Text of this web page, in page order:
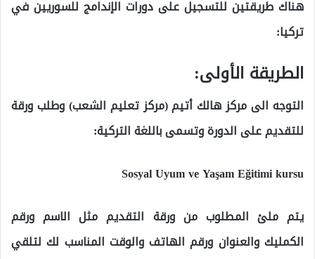
هناك طريقتين للتسجيل على دورات الإندامج للسوريين في
تركيا:
الطريقة الأولى:
التوجه الى مركز هالك أتيم (مركز تعليم الشعب) وطلب ورقة
للتقديم على الدورة وتسمى باللغة التركية:
Sosyal Uyum ve Yaşam Eğitimi kursu
يتم ملئ المطلوب من ورقة التقديم مثل الاسم ورقم
الكمليك والعنوان ورقم الهاتف والوقت المناسب لك لتلقي